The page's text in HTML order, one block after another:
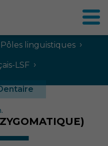
Pôles linguistiques ›
LSF ›